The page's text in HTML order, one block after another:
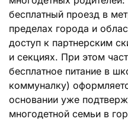
бесплатный проезд в
пределах города и
доступ к партнерским
и секциях. При этом
бесплатное питание в
коммуналку)
основании уже
многодетной семьи в